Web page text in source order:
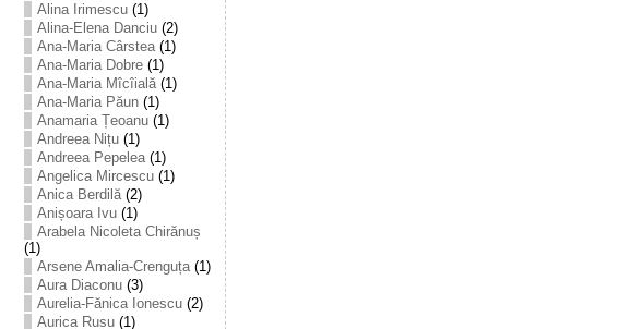
Alina Irimescu(1)
Alina-Elena Danciu(2)
Ana-Maria Cârstea(1)
Ana-Maria Dobre(1)
Ana-Maria Mîcîială(1)
Ana-Maria Păun(1)
Anamaria Țeoanu(1)
Andreea Nițu(1)
Andreea Pepelea(1)
Angelica Mircescu(1)
Anica Berdilă(2)
Anișoara Ivu(1)
Arabela Nicoleta Chirănuș
(1)
Arsene Amalia-Crenguța(1)
Aura Diaconu(3)
Aurelia-Fănica Ionescu(2)
Aurica Rusu(1)